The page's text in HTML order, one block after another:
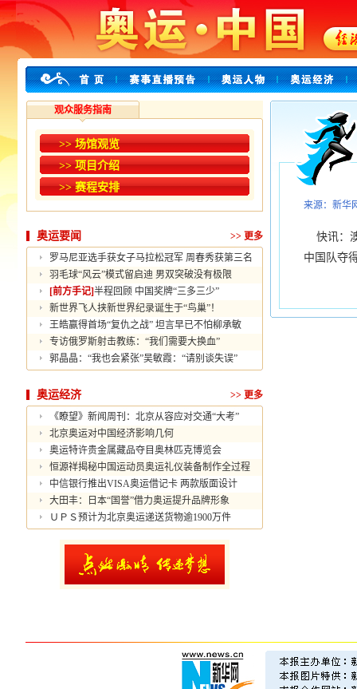
观众服务指南
>> 场馆观览
>> 项目介绍
>> 赛程安排
奥运要闻 >> 更多
罗马尼亚选手获女子马拉松冠军 周春秀获第三名
羽毛球“风云”模式留启迪 男双突破没有极限
[前方手记]半程回顾 中国奖牌“三多三少”
新世界飞人挟新世界纪录诞生于“鸟巢”！
王皓赢得首场“复仇之战” 坦言早已不怕柳承敏
专访俄罗斯射击教练：“我们需要大换血”
郭晶晶：“我也会紧张”吴敏霞：“请别谈失误”
奥运经济 >> 更多
《瞭望》新闻周刊：北京从容应对交通“大考”
北京奥运对中国经济影响几何
奥运特许贵金属藏品夺目奥林匹克博览会
恒源祥揭秘中国运动员奥运礼仪装备制作全过程
中信银行推出VISA奥运借记卡 两款版面设计
大田丰：日本“国誉”借力奥运提升品牌形象
ＵＰＳ预计为北京奥运递送货物逾1900万件
来源：新华
快讯：
中国队夺